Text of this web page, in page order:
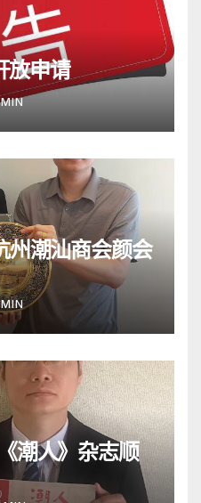
放申请
州潮汕商会颜会
潮人》杂志顺